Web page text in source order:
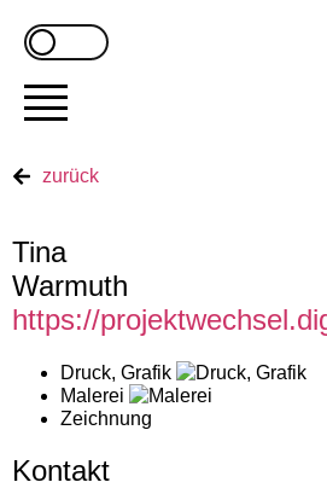
zurück
Tina
Warmuth
https://
Druck, Grafik
Malerei
Zeichnung
Kontakt